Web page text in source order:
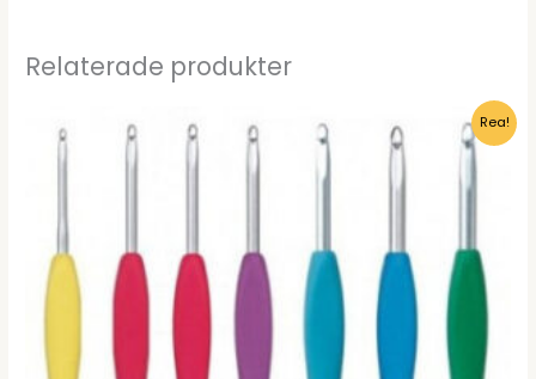
Relaterade produkter
Rea!